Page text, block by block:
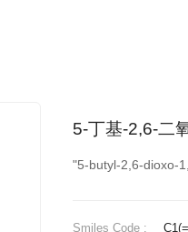
5-丁基-2,6-二
"5-butyl-2,6-dioxo-
Smiles Code :